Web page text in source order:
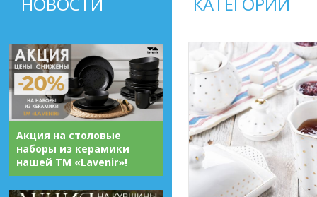
Акция на столовые
наборы из керамики
нашей ТМ «Lavenir»!